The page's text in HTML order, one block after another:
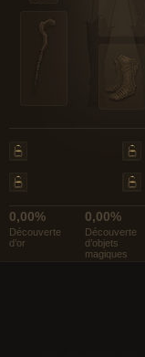
0,00%
Découverte
d’or
0,00%
Découverte
d’objets
magiques